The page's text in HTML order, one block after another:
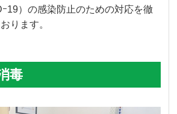
19）の感染防止のための対応を徹
ります。
毒